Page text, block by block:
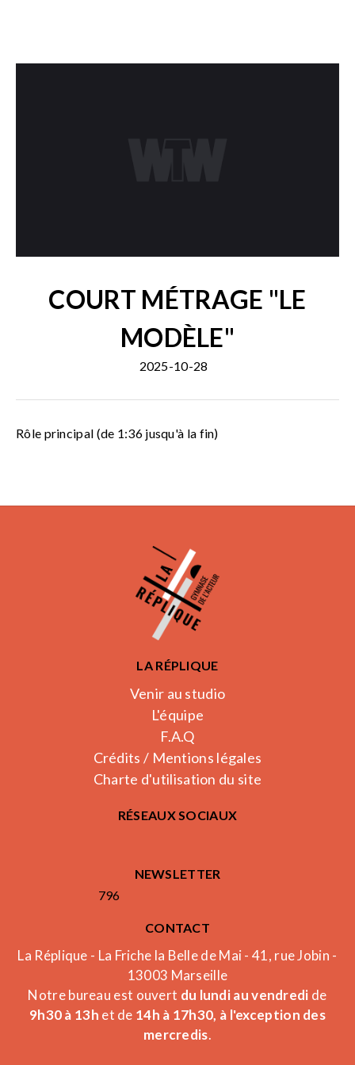
COURT MÉTRAGE "LE
MODÈLE"
2025-10-28
Rôle principal (de 1:36 jusqu'à la fin)
LA RÉPLIQUE
Venir au studio
L'équipe
F.A.Q
Crédits / Mentions légales
Charte d'utilisation du site
RÉSEAUX SOCIAUX
NEWSLETTER
796
CONTACT
La Réplique - La Friche la Belle de Mai - 41, rue Jobin -
13003 Marseille
Notre bureau est ouvert du lundi au vendredi de
9h30 à 13h et de 14h à 17h30, à l'exception des
mercredis.